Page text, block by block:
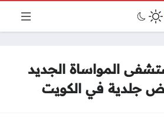
المواساة الجديد
جلدية في الكويت